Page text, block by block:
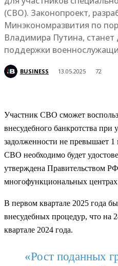
(СВО). Законопроект,
Минэкономразвития по
Владимира Путина,
поддержки
BUSINESS 13.05.2025 72
Участник СВО сможет
внесудебного банкротства при
задолженности не превышает 1
СВО необходимо будет
утверждена Правительством
многофункциональных
В первом квартале 2025 года
внесудебных процедур, что на
квартале 2024 года.
«Рост поданных